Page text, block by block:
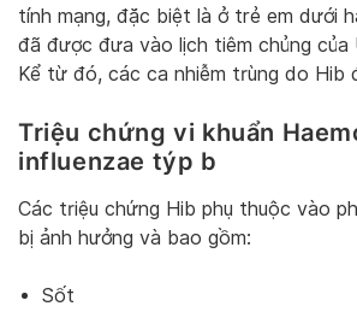
tính mạng, đặc biệt là ở trẻ em dưới
đã được đưa vào lịch tiêm chủng của
Kể từ đó, các ca nhiễm trùng do Hib
Triệu chứng vi khuẩn
influenzae týp b
Các triệu chứng Hib phụ thuộc vào
bị ảnh hưởng và bao gồm:
Sốt